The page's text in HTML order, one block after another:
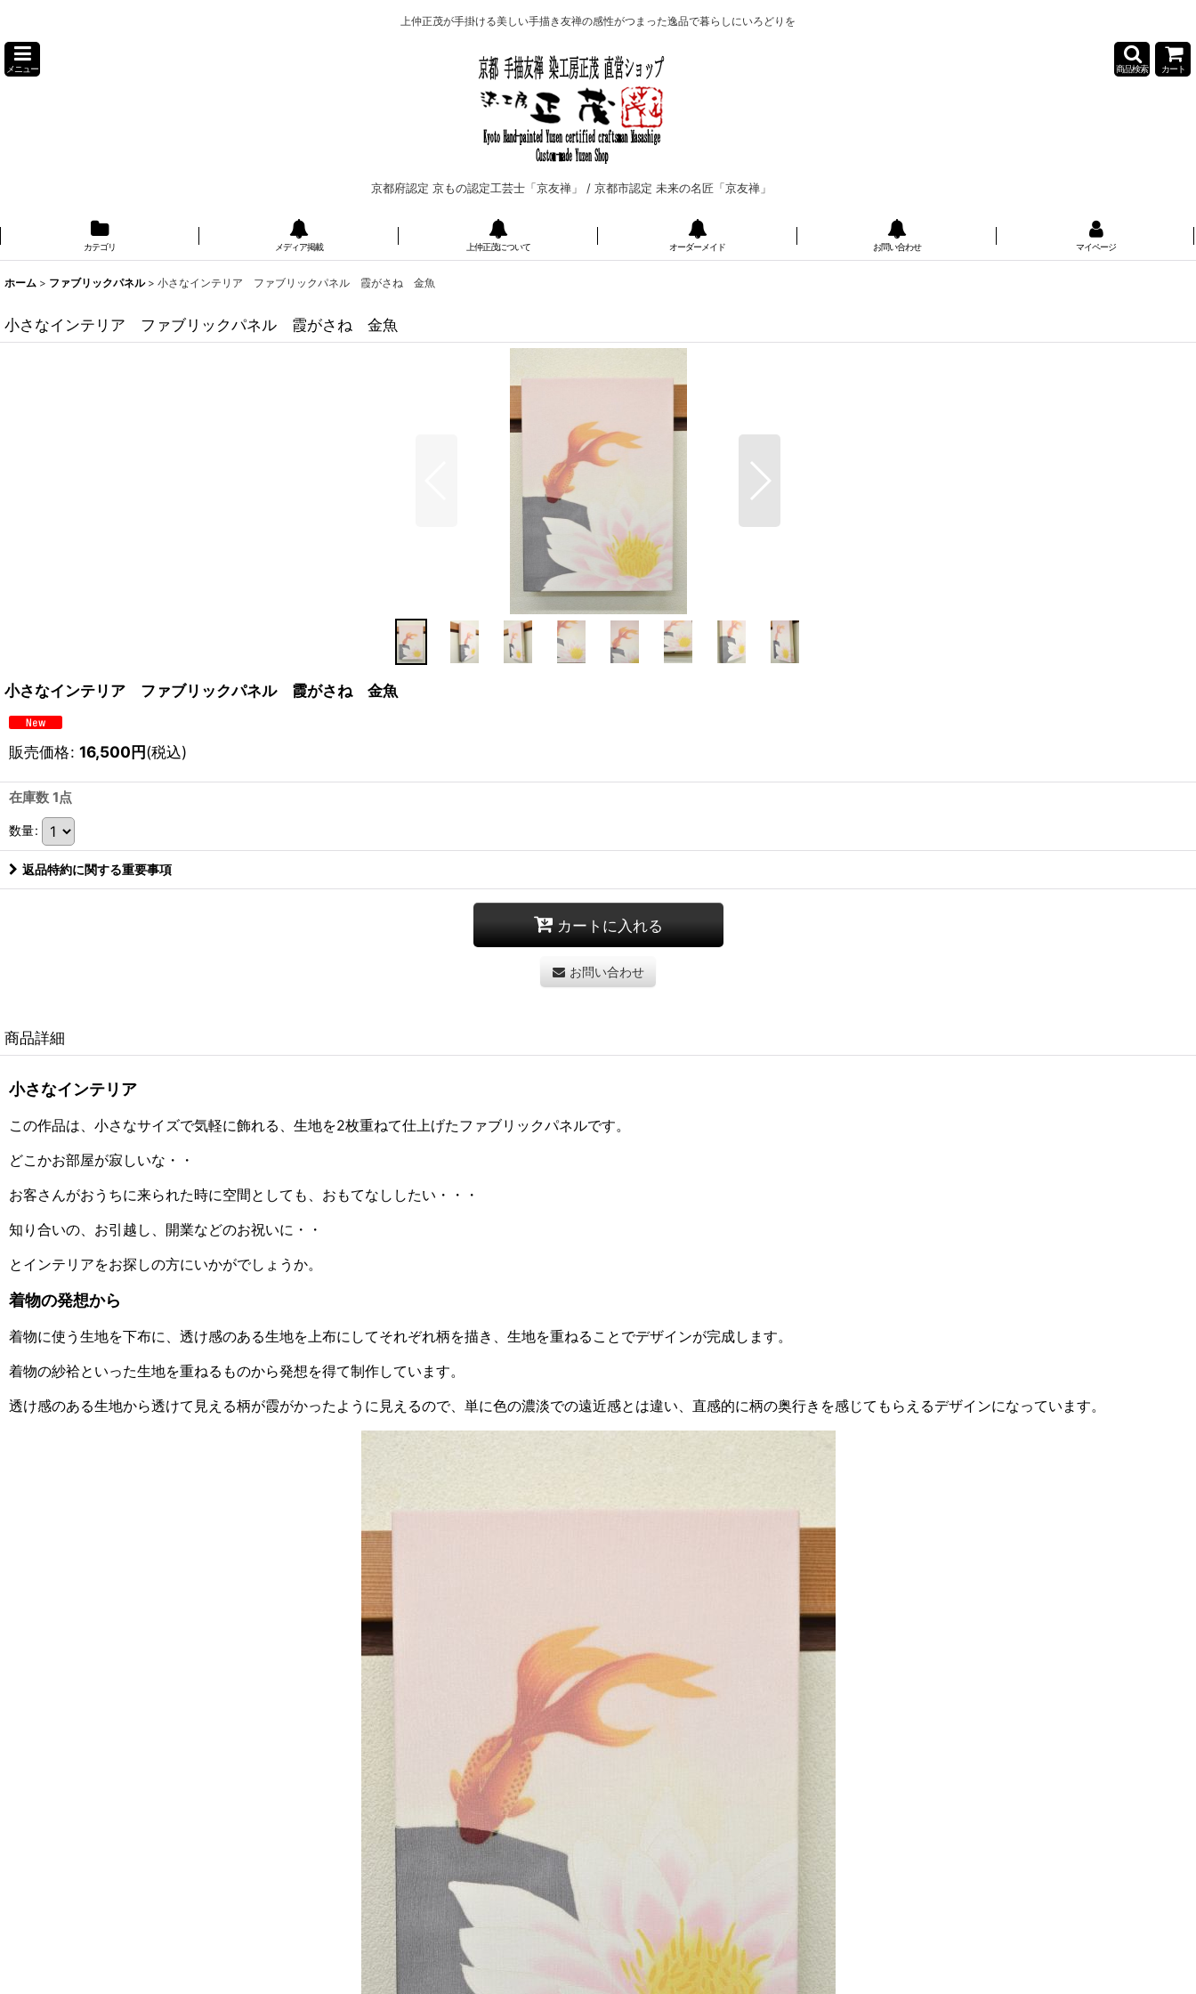
上仲正茂が手掛ける美しい手描き友禅の感性がつまった逸品で暮らしにいろどりを
メニュー
京都府認定 京もの認定工芸士「京友禅」 / 京都市認定 未来の名匠「京友禅」
商品検索 カート
カテゴリ メディア掲載 上仲正茂について オーダーメイド お問い合わせ マイページ
ホーム > ファブリックパネル > 小さなインテリア ファブリックパネル 霞がさね 金魚
小さなインテリア ファブリックパネル 霞がさね 金魚
小さなインテリア ファブリックパネル 霞がさね 金魚
販売価格: 16,500円(税込)
在庫数 1点
数量:
返品特約に関する重要事項
カートに入れる
お問い合わせ
商品詳細
小さなインテリア
この作品は、小さなサイズで気軽に飾れる、生地を2枚重ねて仕上げたファブリックパネルです。
どこかお部屋が寂しいな・・
お客さんがおうちに来られた時に空間としても、おもてなししたい・・・
知り合いの、お引越し、開業などのお祝いに・・
とインテリアをお探しの方にいかがでしょうか。
着物の発想から
着物に使う生地を下布に、透け感のある生地を上布にしてそれぞれ柄を描き、生地を重ねることでデザインが完成します。
着物の紗袷といった生地を重ねるものから発想を得て制作しています。
透け感のある生地から透けて見える柄が霞がかったように見えるので、単に色の濃淡での遠近感とは違い、直感的に柄の奥行きを感じてもらえるデザインになっています。